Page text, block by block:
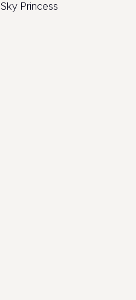
Sky Princess